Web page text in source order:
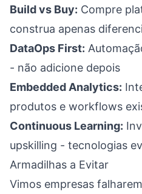
Build vs Buy: Compre
construa apenas
DataOps First:
- não adicione depois
Embedded Analytics:
produtos e workflows
Continuous Learning:
upskilling - tecnologias
Armadilhas a Evitar
Vimos empresas